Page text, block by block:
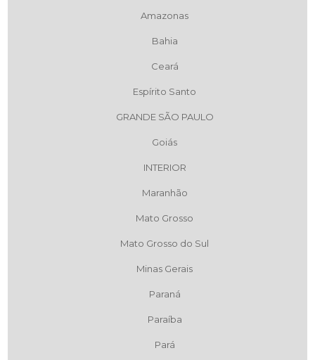
Amazonas
Bahia
Ceará
Espírito Santo
GRANDE SÃO PAULO
Goiás
INTERIOR
Maranhão
Mato Grosso
Mato Grosso do Sul
Minas Gerais
Paraná
Paraíba
Pará